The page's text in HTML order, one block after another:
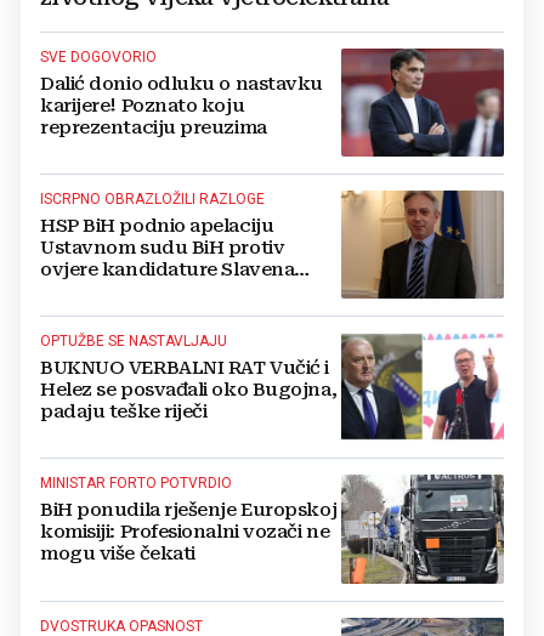
SVE DOGOVORIO
Dalić donio odluku o nastavku
karijere! Poznato koju
reprezentaciju preuzima
ISCRPNO OBRAZLOŽILI RAZLOGE
HSP BiH podnio apelaciju
Ustavnom sudu BiH protiv
ovjere kandidature Slavena
OPTUŽBE SE NASTAVLJAJU
BUKNUO VERBALNI RAT Vučić i
Helez se posvađali oko Bugojna,
padaju teške riječi
MINISTAR FORTO POTVRDIO
BiH ponudila rješenje Europskoj
komisiji: Profesionalni vozači ne
mogu više čekati
DVOSTRUKA OPASNOST